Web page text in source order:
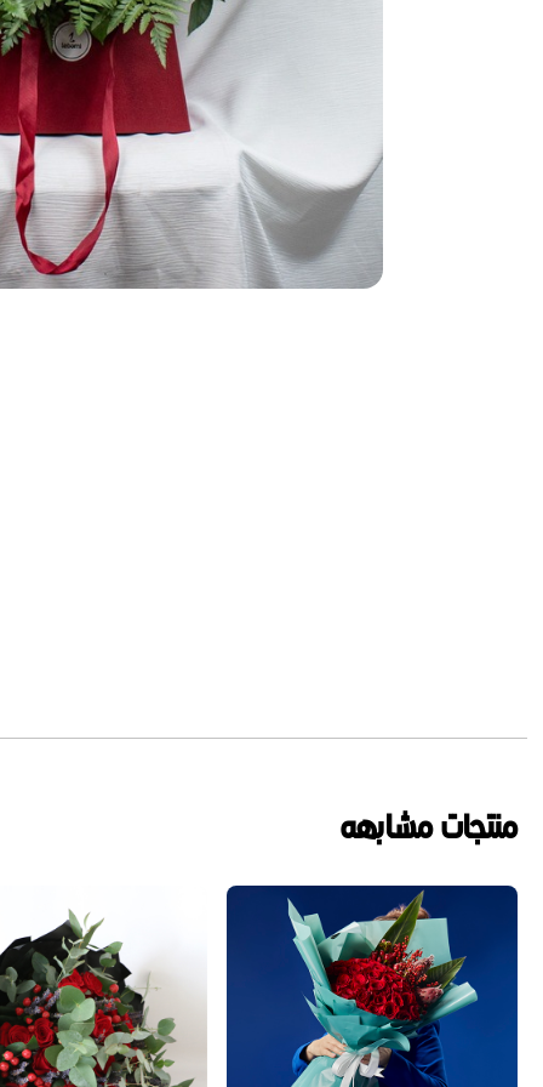
منتجات مشابهه